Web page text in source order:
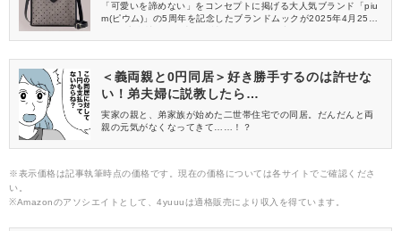
「可愛いを諦めない」をコンセプトに掲げる大人気ブランド「piu
m(ピウム)」の5周年を記念したブランドムックが2025年4月25日
ーでもあるピンク×ブラックの組み合わせが可愛い「ショルダーバ
＜義両親と0円同居＞好き勝手するのは許せな
い！弟夫婦に説教したら…
実家の親と、弟家族が始めた二世帯住宅での同居。だんだんと両
親の元気がなくなってきて……！？
※表示価格は記事執筆時点の価格です。現在の価格については各サイトでご確認くださ
い。
※Amazonのアソシエイトとして、4yuuuは適格販売により収入を得ています。